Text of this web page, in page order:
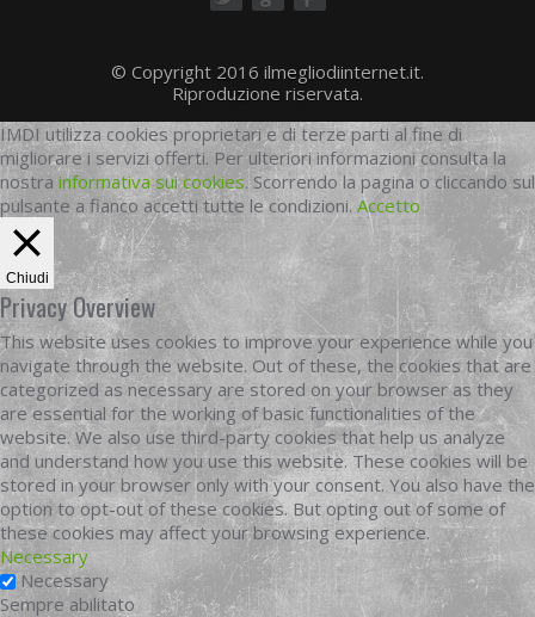
© Copyright 2016 ilmegliodiinternet.it.
Riproduzione riservata.
IMDI utilizza cookies proprietari e di terze parti al fine di
migliorare i servizi offerti. Per ulteriori informazioni consulta la
nostra informativa sui cookies. Scorrendo la pagina o cliccando sul
pulsante a fianco accetti tutte le condizioni.Accetto
Chiudi
Privacy Overview
This website uses cookies to improve your experience while you
navigate through the website. Out of these, the cookies that are
categorized as necessary are stored on your browser as they
are essential for the working of basic functionalities of the
website. We also use third-party cookies that help us analyze
and understand how you use this website. These cookies will be
stored in your browser only with your consent. You also have the
option to opt-out of these cookies. But opting out of some of
these cookies may affect your browsing experience.
Necessary
Necessary
Sempre abilitato